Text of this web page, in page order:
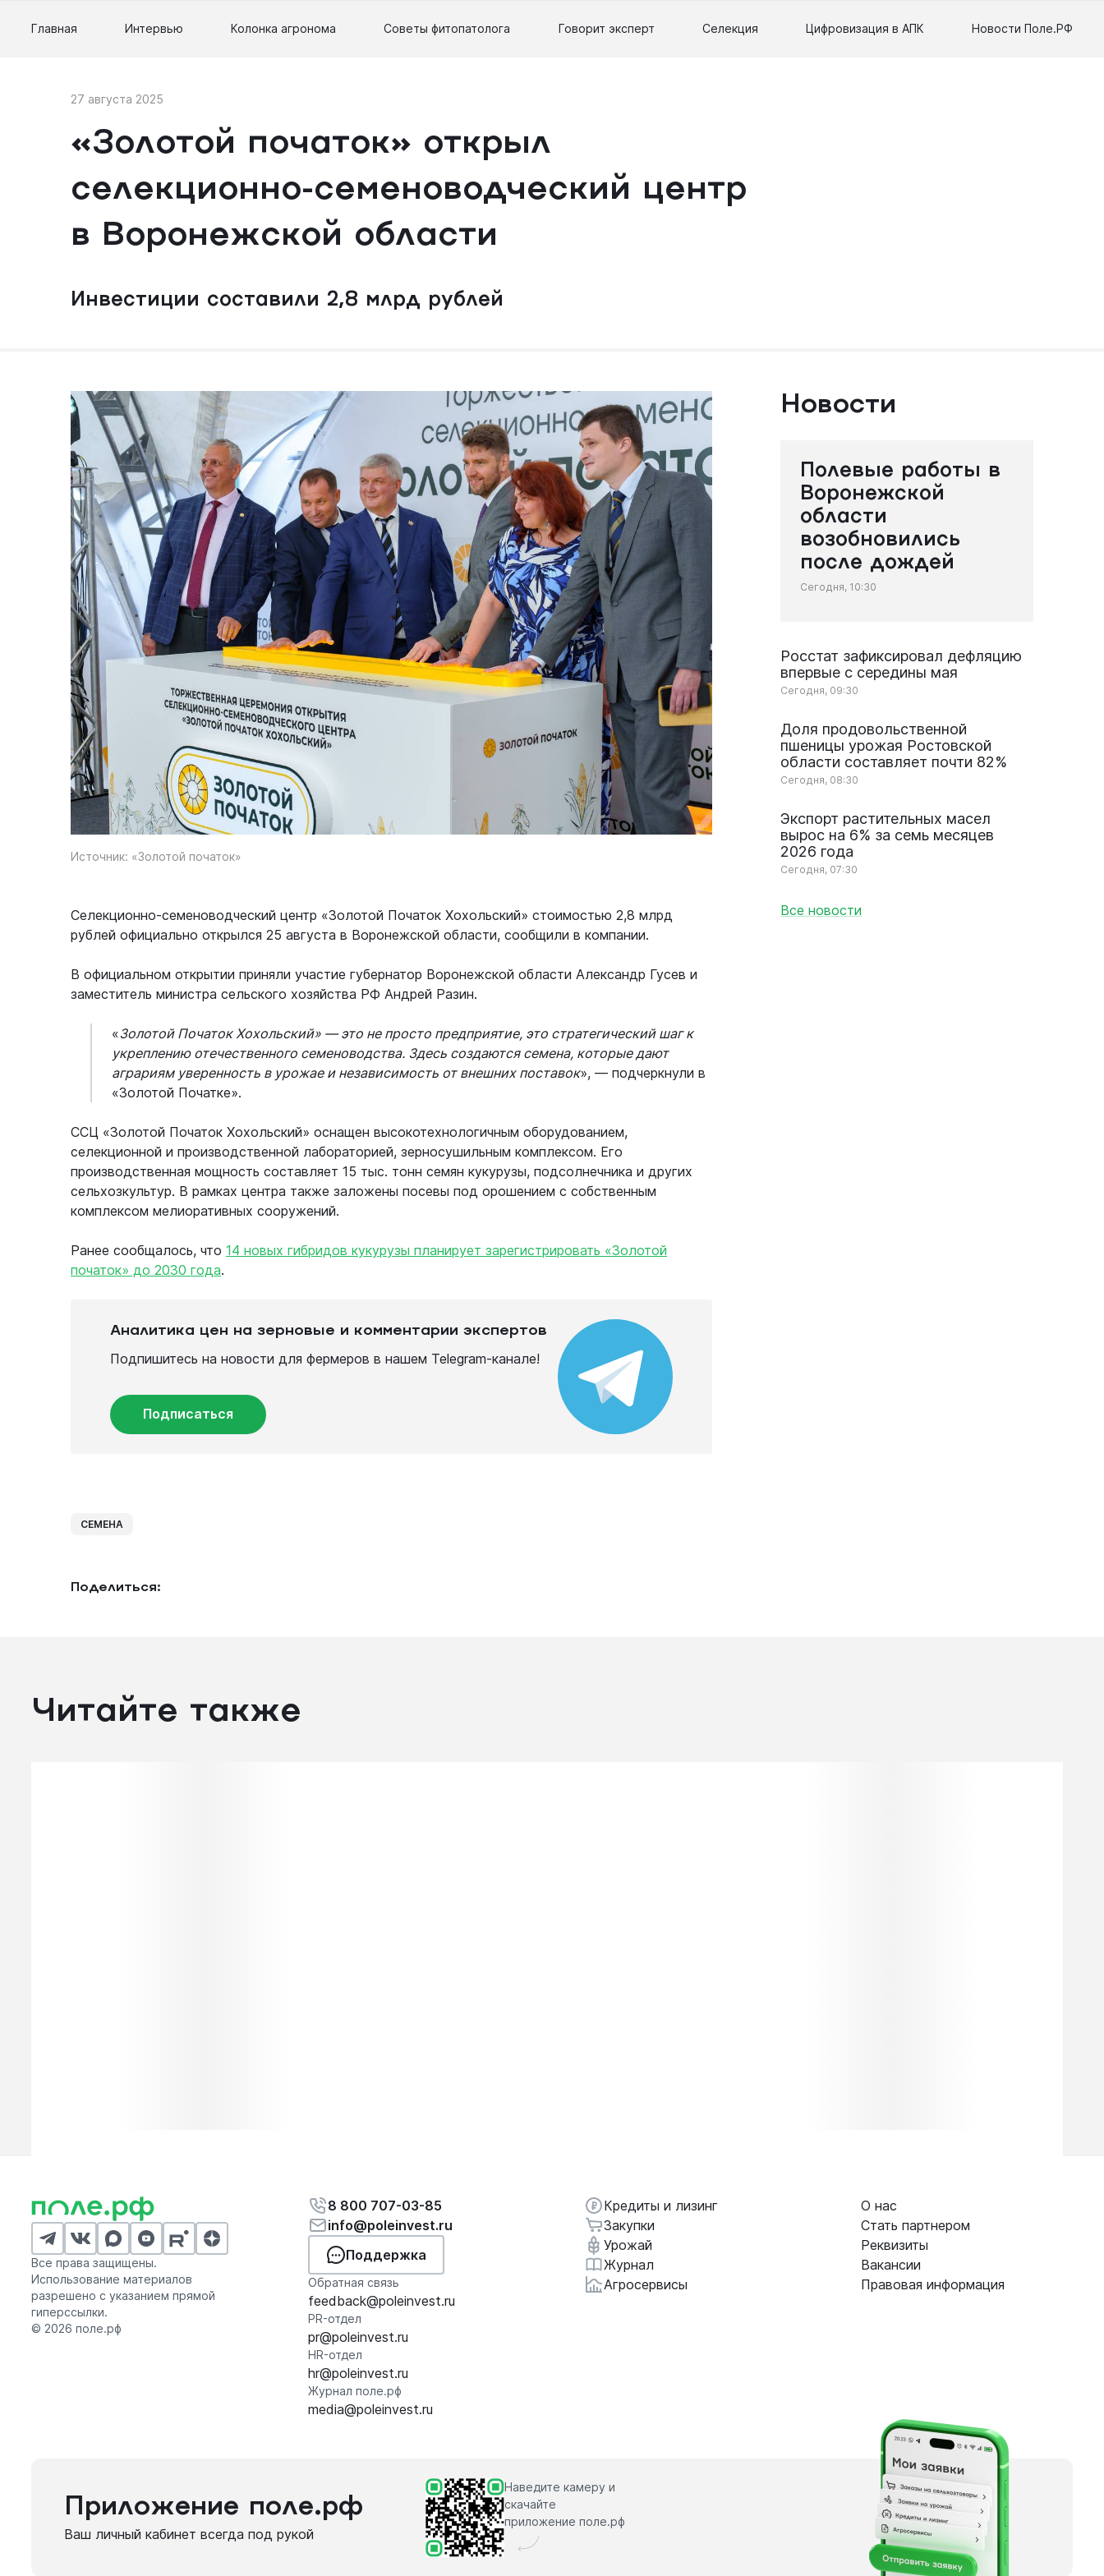
Главная Интервью Колонка агронома Советы фитопатолога Говорит эксперт Селекция Цифровизация в АПК Новости Поле.РФ
27 августа 2025
«Золотой початок» открыл
селекционно-семеноводческий центр
в Воронежской области
Инвестиции составили 2,8 млрд рублей
Источник: «Золотой початок»
Селекционно-семеноводческий центр «Золотой Початок Хохольский» стоимостью 2,8 млрд
рублей официально открылся 25 августа в Воронежской области, сообщили в компании.
В официальном открытии приняли участие губернатор Воронежской области Александр Гусев и
заместитель министра сельского хозяйства РФ Андрей Разин.
«Золотой Початок Хохольский» — это не просто предприятие, это стратегический шаг к
укреплению отечественного семеноводства. Здесь создаются семена, которые дают
аграриям уверенность в урожае и независимость от внешних поставок», — подчеркнули в
«Золотой Початке».
ССЦ «Золотой Початок Хохольский» оснащен высокотехнологичным оборудованием,
селекционной и производственной лабораторией, зерносушильным комплексом. Его
производственная мощность составляет 15 тыс. тонн семян кукурузы, подсолнечника и других
сельхозкультур. В рамках центра также заложены посевы под орошением с собственным
комплексом мелиоративных сооружений.
Ранее сообщалось, что 14 новых гибридов кукурузы планирует зарегистрировать «Золотой
початок» до 2030 года.
Аналитика цен на зерновые и комментарии экспертов
Подпишитесь на новости для фермеров в нашем Telegram-канале!
Подписаться
СЕМЕНА
Поделиться:
Новости
Полевые работы в
Воронежской
области
возобновились
после дождей
Сегодня, 10:30
Росстат зафиксировал дефляцию
впервые с середины мая
Сегодня, 09:30
Доля продовольственной
пшеницы урожая Ростовской
области составляет почти 82%
Сегодня, 08:30
Экспорт растительных масел
вырос на 6% за семь месяцев
2026 года
Сегодня, 07:30
Все новости
Читайте также
Кредиты и лизинг
Закупки
Урожай
Журнал
Агросервисы
8 800 707-03-85
info@poleinvest.ru
Поддержка
Обратная связь
feedback@poleinvest.ru
PR-отдел
pr@poleinvest.ru
HR-отдел
hr@poleinvest.ru
Журнал поле.рф
media@poleinvest.ru
О нас
Стать партнером
Реквизиты
Вакансии
Правовая информация
Все права защищены.
Использование материалов
разрешено с указанием прямой
гиперссылки.
© 2026 поле.рф
Приложение поле.рф
Ваш личный кабинет всегда под рукой
Наведите камеру и
скачайте
приложение поле.рф